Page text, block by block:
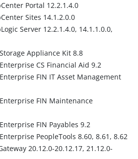
Portal 12.2.1.4.0
Sites 14.1.2.0.0
Server 12.2.1.4.0, 14.1.1.0.0,
Appliance Kit 8.8
CS Financial Aid 9.2
FIN IT Asset Management
FIN Maintenance
FIN Payables 9.2
PeopleTools 8.60, 8.61, 8.62
20.12.0-20.12.17, 21.12.0-